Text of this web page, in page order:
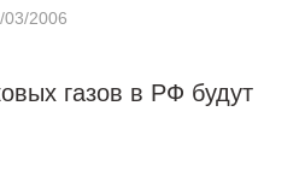
03/2006
газов в РФ будут